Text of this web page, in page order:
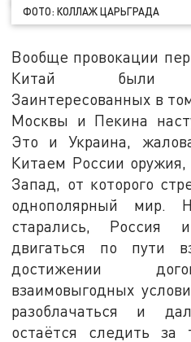
ФОТО: КОЛЛАЖ ЦАРЬГРАДА
Вообще провокации
Китай были
Заинтересованных в
Москвы и Пекина
Это и Украина,
Китаем России
Запад, от которого
однополярный
старались, Россия
двигаться по пути
достижении
взаимовыгодных
разоблачаться и
остаётся следить за